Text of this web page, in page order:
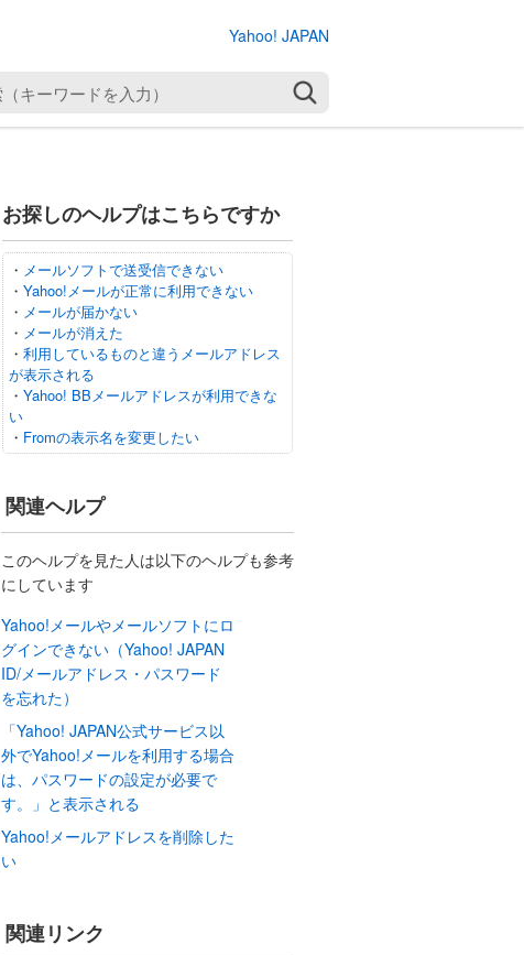
Yahoo! JAPAN
お探しのヘルプはこちらですか
・ メールソフトで送受信できない
・ Yahoo!メールが正常に利用できない
・ メールが届かない
・ メールが消えた
・ 利用しているものと違うメールアドレス
が表示される
・ Yahoo! BBメールアドレスが利用できな
い
・ Fromの表示名を変更したい
関連ヘルプ
このヘルプを見た人は以下のヘルプも参考
にしています
Yahoo!メールやメールソフトにロ
グインできない（Yahoo! JAPAN
ID/メールアドレス・パスワード
を忘れた）
「Yahoo! JAPAN公式サービス以
外でYahoo!メールを利用する場合
は、パスワードの設定が必要で
す。」と表示される
Yahoo!メールアドレスを削除した
い
関連リンク